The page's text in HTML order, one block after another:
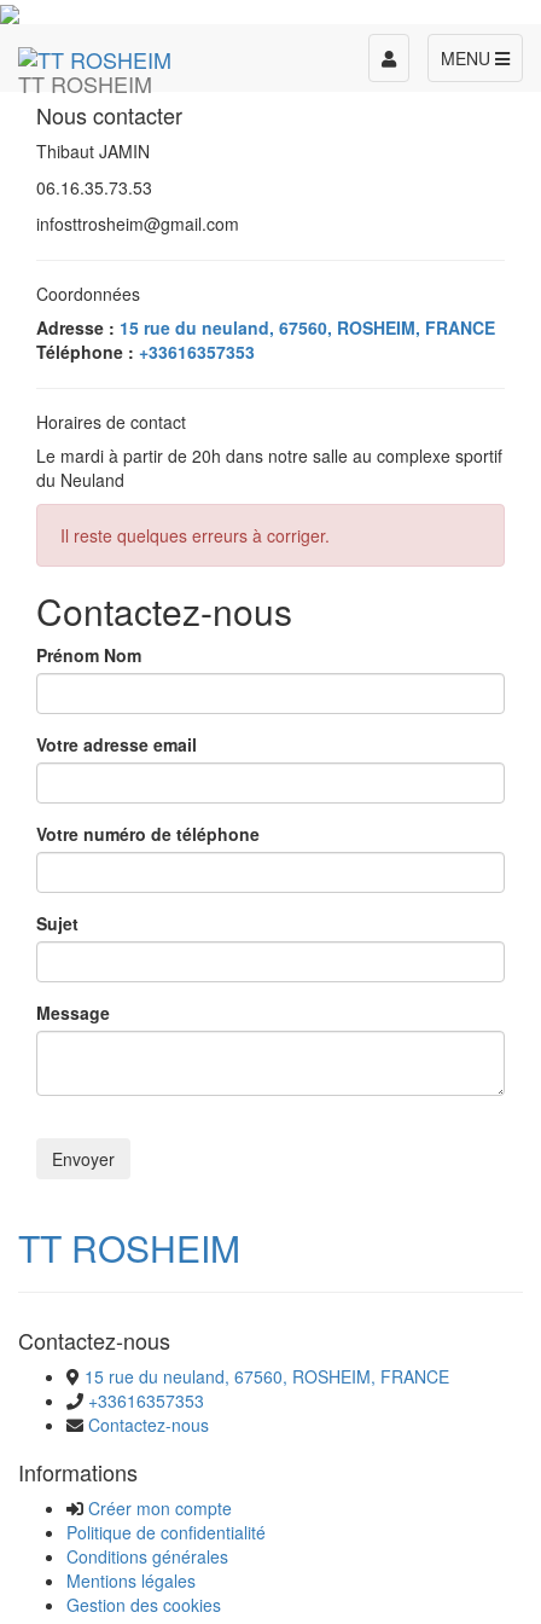
TT ROSHEIM
MENU
Toggle
navigation
Nous contacter
Thibaut JAMIN
06.16.35.73.53
infosttrosheim@gmail.com
Coordonnées
Adresse : 15 rue du neuland, 67560, ROSHEIM, FRANCE
Téléphone : +33616357353
Horaires de contact
Le mardi à partir de 20h dans notre salle au complexe sportif
du Neuland
Il reste quelques erreurs à corriger.
Contactez-nous
Prénom Nom
Votre adresse email
Votre numéro de téléphone
Sujet
Message
TT ROSHEIM
Contactez-nous
15 rue du neuland, 67560, ROSHEIM, FRANCE
+33616357353
Contactez-nous
Informations
Créer mon compte
Politique de confidentialité
Conditions générales
Mentions légales
Gestion des cookies